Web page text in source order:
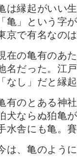
は縁起がいい
「亀」という字
京で有名なの
在の亀有のあ
名だった。江
「なし」だと縁
有のとある神
犬ならぬ狛亀
水舎にも亀。
は、亀のよう